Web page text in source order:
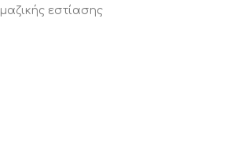
μαζικής εστίασης